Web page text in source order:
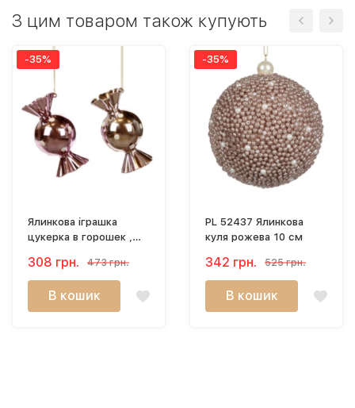
З цим товаром також купують
-35%
Ялинкова іграшка
цукерка в горошек ,
52410
308 грн. 473 грн.
В кошик
-35%
PL 52437 Ялинкова
куля рожева 10 см
342 грн. 525 грн.
В кошик